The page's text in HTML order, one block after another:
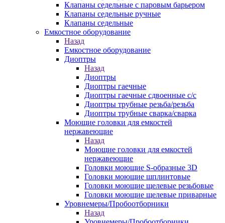
Клапаны седельные с паровым барьером
Клапаны седельные ручные
Клапаны седельные
Емкостное оборудование
Назад
Емкостное оборудование
Диоптры
Назад
Диоптры
Диоптры гаечные
Диоптры гаечные сдвоенные c/c
Диоптры трубные резьба/резьба
Диоптры трубные сварка/сварка
Моющие головки для емкостей
нержавеющие
Назад
Моющие головки для емкостей
нержавеющие
Головки моющие S-образные 3D
Головки моющие шплинтовые
Головки моющие щелевые резьбовые
Головки моющие щелевые приварные
Уровнемеры/Пробоотборники
Назад